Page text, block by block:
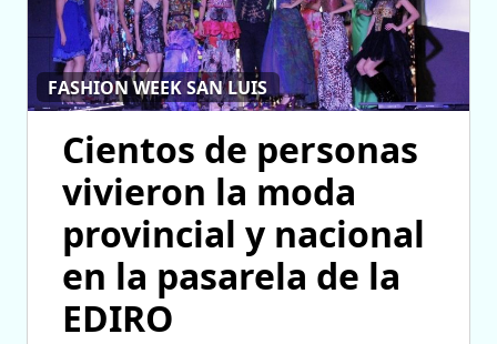
FASHION WEEK SAN LUIS
Cientos de personas
vivieron la moda
provincial y nacional
en la pasarela de la
EDIRO